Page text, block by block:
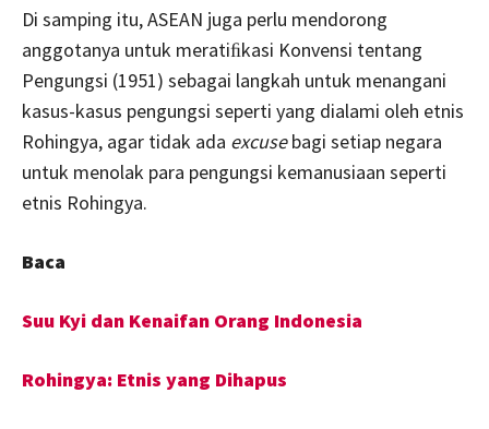
Di samping itu, ASEAN juga perlu mendorong
anggotanya untuk meratiﬁkasi Konvensi tentang
Pengungsi (1951) sebagai langkah untuk menangani
kasus-kasus pengungsi seperti yang dialami oleh etnis
Rohingya, agar tidak ada excusebagi setiap negara
untuk menolak para pengungsi kemanusiaan seperti
etnis Rohingya.
Baca
Suu Kyi dan Kenaifan Orang Indonesia
Rohingya: Etnis yang Dihapus